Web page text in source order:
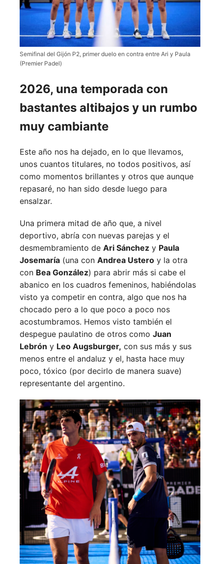
Semifinal del Gijón P2, primer duelo en contra entre Ari y Paula
(Premier Padel)
2026, una temporada con
bastantes altibajos y un rumbo
muy cambiante
Este año nos ha dejado, en lo que llevamos,
unos cuantos titulares, no todos positivos, así
como momentos brillantes y otros que aunque
repasaré, no han sido desde luego para
ensalzar.
Una primera mitad de año que, a nivel
deportivo, abría con nuevas parejas y el
desmembramiento de Ari Sánchez y Paula
Josemaría (una con Andrea Ustero y la otra
con Bea González) para abrir más si cabe el
abanico en los cuadros femeninos, habiéndolas
visto ya competir en contra, algo que nos ha
chocado pero a lo que poco a poco nos
acostumbramos. Hemos visto también el
despegue paulatino de otros como Juan
Lebrón y Leo Augsburger, con sus más y sus
menos entre el andaluz y el, hasta hace muy
poco, tóxico (por decirlo de manera suave)
representante del argentino.